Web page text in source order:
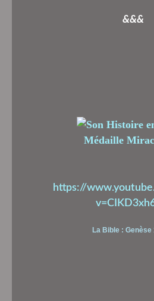
&&&
Médaille
https://
La Bible : Genèse